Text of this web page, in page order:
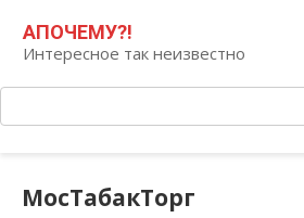
контенту
АПОЧЕМУ?!
Интересное так неизвестно
МосТабакТорг